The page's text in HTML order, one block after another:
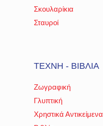
Σκουλαρίκια
Σταυροί
ΤΕΧΝΗ - ΒΙΒΛΙΑ
Ζωγραφική
Γλυπτική
Χρηστικά Αντικείμενα